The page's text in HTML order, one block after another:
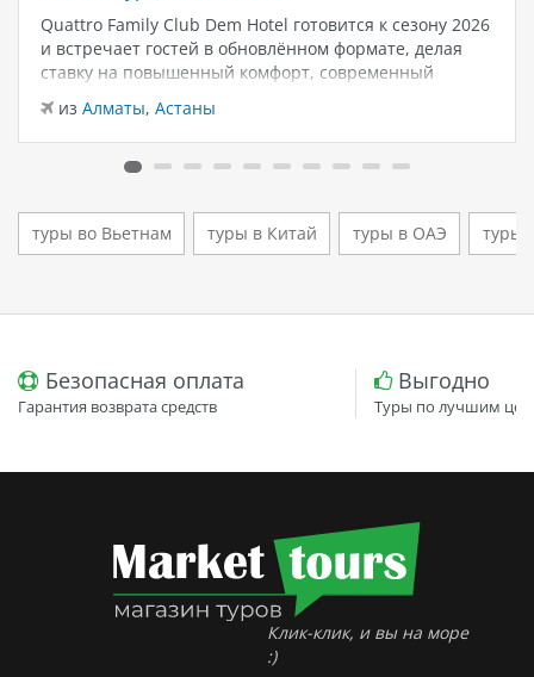
Quattro Family Club Dem Hotel готовится к сезону 2026
и встречает гостей в обновлённом формате, делая
ставку на повышенный комфорт, современный
дизайн и атмосферу спокойного семейного отдыха у
моря. Отель остаётся популярным выбором для тех,
кто ищет семейный отель в…
из Алматы, Астаны
туры во Вьетнам туры в Китай туры в ОАЭ туры
Безопасная оплата
Гарантия возврата средств
Выгодно
Туры по лучшим
Клик-клик, и вы на море
:)